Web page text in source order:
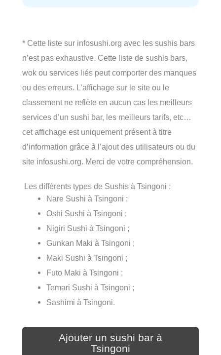
* Cette liste sur infosushi.org avec les sushis bars
n’est pas exhaustive. Cette liste de sushis bars,
wok ou services liés peut comporter des manques
ou des erreurs. L’affichage sur le site ou le
classement ne reflète en aucun cas les meilleurs
services d’un sushi bar, les meilleurs tarifs, etc…
cet affichage est uniquement présent à titre
d’information grâce à l’ajout des utilisateurs ou du
site infosushi.org. Merci de votre compréhension.
Les différents types de Sushis à Tsingoni :
Nare Sushi à Tsingoni ;
Oshi Sushi à Tsingoni ;
Nigiri Sushi à Tsingoni ;
Gunkan Maki à Tsingoni ;
Maki Sushi à Tsingoni ;
Futo Maki à Tsingoni ;
Temari Sushi à Tsingoni ;
Sashimi à Tsingoni.
Ajouter un sushi bar à
Tsingoni